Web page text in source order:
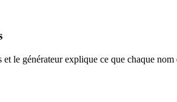
le générateur explique ce que chaque